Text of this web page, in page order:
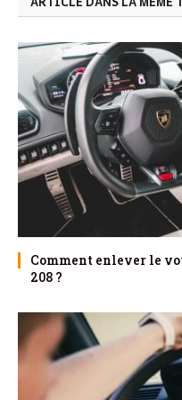
Comment enlever le
208 ?